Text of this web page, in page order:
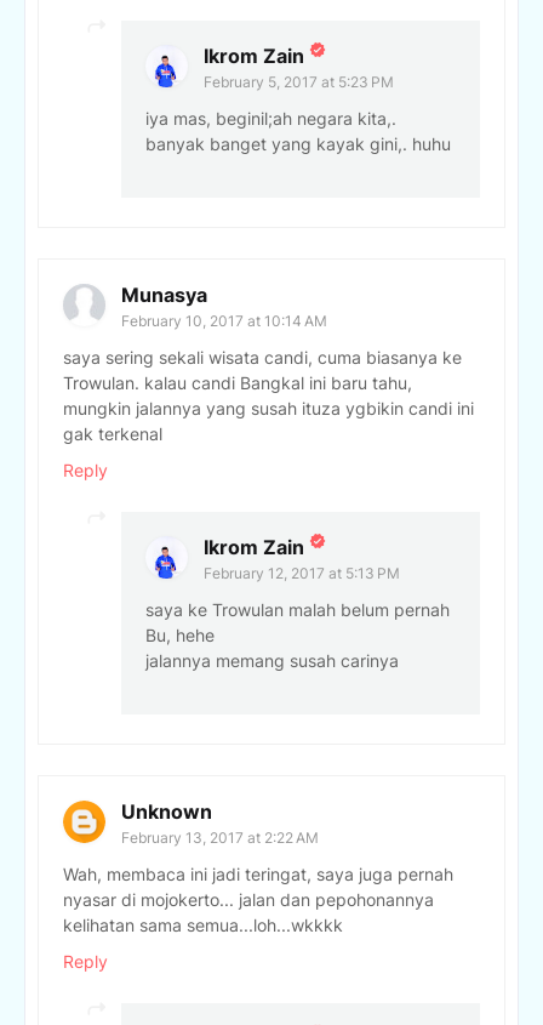
Ikrom Zain
February 5, 2017 at 5:23 PM
iya mas, beginil;ah negara kita,.
banyak banget yang kayak gini,. huhu
Munasya
February 10, 2017 at 10:14 AM
saya sering sekali wisata candi, cuma biasanya ke
Trowulan. kalau candi Bangkal ini baru tahu,
mungkin jalannya yang susah ituza ygbikin candi ini
gak terkenal
Reply
Ikrom Zain
February 12, 2017 at 5:13 PM
saya ke Trowulan malah belum pernah
Bu, hehe
jalannya memang susah carinya
Unknown
February 13, 2017 at 2:22 AM
Wah, membaca ini jadi teringat, saya juga pernah
nyasar di mojokerto... jalan dan pepohonannya
kelihatan sama semua...loh...wkkkk
Reply